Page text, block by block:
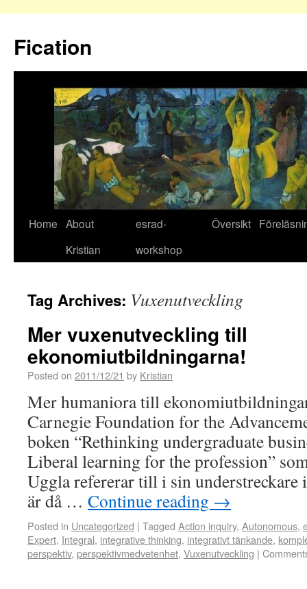
Fication
Home About
Kristian
esrad-
workshop
Översikt
Tag Archives: Vuxenutveckling
Mer vuxenutveckling till
ekonomiutbildningarna!
Posted on 2011/12/21 by Kristian
Mer humaniora till
Carnegie Foundation for the
boken “Rethinking undergraduate
Liberal learning for the profession”
Uggla refererar till i sin understreckare
är då … Continue reading →
Posted in Uncategorized | Tagged Action inquiry, Autonomous,
Expert, Integral, integrative thinking, integrativt tänkande,
perspektiv, perspektivmedvetenhet, Vuxenutveckling |